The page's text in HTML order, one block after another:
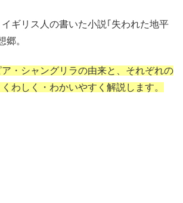
ギリス人の書いた小説｢失われた地平
郷。
・シャングリラの由来と、それぞれの
わしく・わかいやすく解説します。